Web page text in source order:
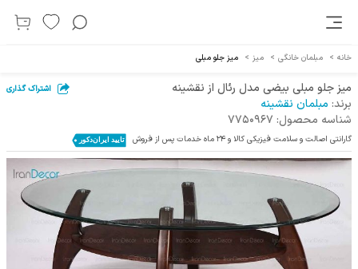
خانه > مبلمان خانگی > میز > میز جلو مبلی
میز جلو مبلی بیضی مدل رئال از نقشینه اشتراک گذاری
برند: مبلمان نقشینه
شناسه محصول: 7750967
گارانتی اصالت و سلامت فیزیکی کالا و 24 ماه خدمات پس از فروش